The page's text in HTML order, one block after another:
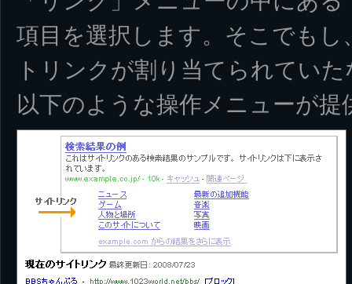
項目を選択します。そこでも
トリンクが割り当てられてい
以下のような操作メニューが